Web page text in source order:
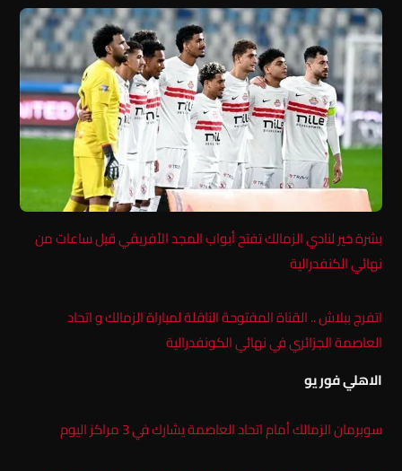
بشرة خير لنادي الزمالك تفتح أبواب المجد الأفريقي قبل ساعات من
نهائي الكنفدرالية
اتفرج ببلاش .. القناة المفتوحة الناقلة لمباراة الزمالك و اتحاد
العاصمة الجزائري في نهائي الكونفدرالية
الاهلي فور يو
سوبرمان الزمالك أمام اتحاد العاصمة يشارك في 3 مراكز اليوم